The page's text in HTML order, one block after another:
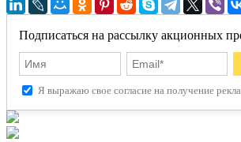
Подписаться на рассылку акционных
Я выражаю свое согласие на получение